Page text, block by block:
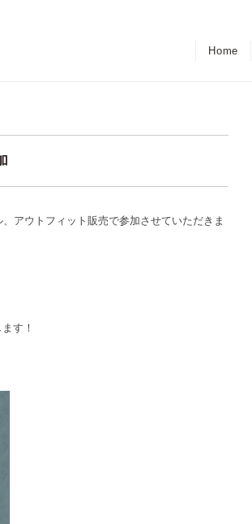
Home
アウトフィット販売で参加させていただきま
す！